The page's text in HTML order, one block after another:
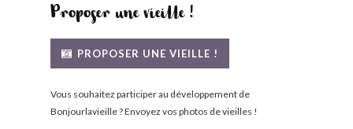
Proposer une vieille !
PROPOSER UNE VIEILLE !
Vous souhaitez participer au développement de
Bonjourlavieille ? Envoyez vos photos de vieilles !